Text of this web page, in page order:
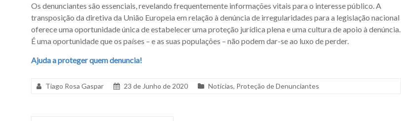
Os denunciantes são essenciais, revelando frequentemente informações vitais para o interesse público. A
transposição da diretiva da União Europeia em relação à denúncia de irregularidades para a legislação nacional
oferece uma oportunidade única de estabelecer uma proteção jurídica plena e uma cultura de apoio à denúncia.
É uma oportunidade que os países – e as suas populações – não podem dar-se ao luxo de perder.
Ajuda a proteger quem denuncia!
Tiago Rosa Gaspar 23 de Junho de 2020 Notícias, Proteção de Denunciantes